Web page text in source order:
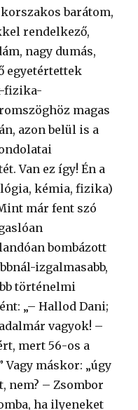
barátom,
rendelkező,
nagy dumás,
egyetértettek
fizika-
magas
azon belül is a
Van ez így! Én a
kémia, fizika)
már fent szó
bombázott
izgalmasabb,
történelmi
„– Hallod Dani;
vagyok! –
mert 56-os a
máskor: „úgy
nem? – Zsombor
ha ilyeneket